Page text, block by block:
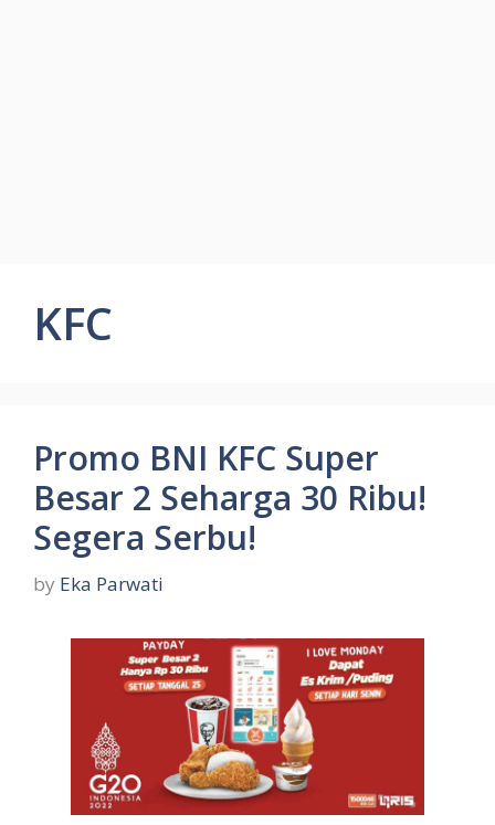
KFC
Promo BNI KFC Super
Besar 2 Seharga 30 Ribu!
Segera Serbu!
by Eka Parwati